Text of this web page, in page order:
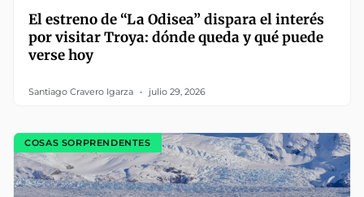
El estreno de “La Odisea” dispara el interés
por visitar Troya: dónde queda y qué puede
verse hoy
Santiago Cravero Igarza julio 29, 2026
COSAS SORPRENDENTES